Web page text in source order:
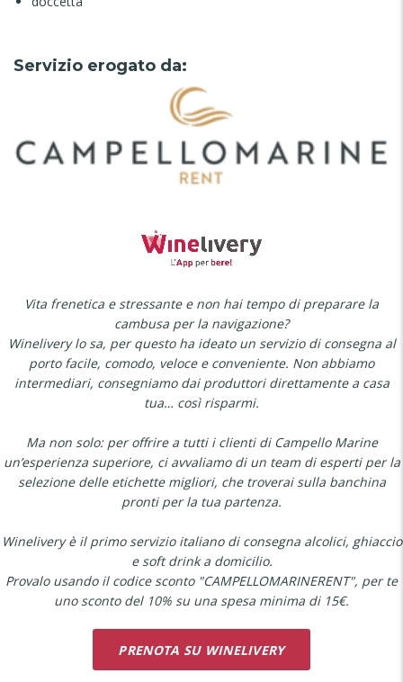
Servizio erogato da:
Vita frenetica e stressante e non hai tempo di preparare la
cambusa per la navigazione?
Winelivery lo sa, per questo ha ideato un servizio di consegna al
porto facile, comodo, veloce e conveniente. Non abbiamo
intermediari, consegniamo dai produttori direttamente a casa
tua… così risparmi.
Ma non solo: per offrire a tutti i clienti di Campello Marine
un’esperienza superiore, ci avvaliamo di un team di esperti per la
selezione delle etichette migliori, che troverai sulla banchina
pronti per la tua partenza.
Winelivery è il primo servizio italiano di consegna alcolici, ghiaccio
e soft drink a domicilio.
Provalo usando il codice sconto "CAMPELLOMARINERENT", per te
uno sconto del 10% su una spesa minima di 15€.
PRENOTA SU WINELIVERY